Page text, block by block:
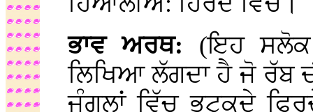
ਭਾਵ ਅਰਥ: (ਇਹ
ਲਿਖਿਆ ਲੱਗਦਾ ਹੈ ਜੋ ਰੱਬ
ਜੰਗਲਾਂ ਵਿੱਚ ਭਟਕਦੇ